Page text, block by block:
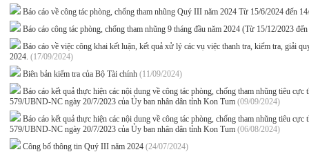
Báo cáo về công tác phòng, chống tham nhũng Quý III năm 2024 Từ 15/6/2024 đến
Báo cáo công tác phòng, chống tham nhũng 9 tháng đầu năm 2024 (Từ 15/12/2023
Báo cáo về việc công khai kết luận, kết quả xử lý các vụ việc thanh tra, kiểm tra, giải
2024. (17/09/2024)
Biên bản kiểm tra của Bộ Tài chính (11/09/2024)
Báo cáo kết quả thực hiện các nội dung về công tác phòng, chống tham nhũng tiêu
579/UBND-NC ngày 20/7/2023 của Ủy ban nhân dân tỉnh Kon Tum (09/09/2024)
Báo cáo kết quả thực hiện các nội dung về công tác phòng, chống tham nhũng tiêu
579/UBND-NC ngày 20/7/2023 của Ủy ban nhân dân tỉnh Kon Tum (06/08/2024)
Công bố thông tin Quý III năm 2024 (24/07/2024)